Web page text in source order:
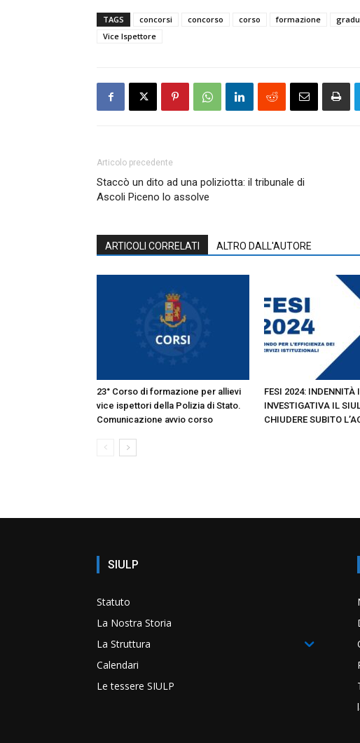
TAGS concorsi concorso corso formazione
Vice Ispettore
Articolo precedente
Staccò un dito ad una poliziotta: il tribunale di
Ascoli Piceno lo assolve
ARTICOLI CORRELATI ALTRO DALL'AUTORE
23° Corso di formazione per allievi
vice ispettori della Polizia di Stato.
Comunicazione avvio corso
FESI 2024: INDENNITÀ
INVESTIGATIVA IL
CHIUDERE SUBITO
SIULP
Statuto
La Nostra Storia
La Struttura
Calendari
Le tessere SIULP